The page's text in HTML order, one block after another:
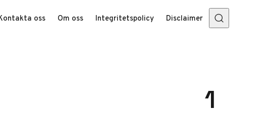
oss Om oss Integritetspolicy Disclaimer
1